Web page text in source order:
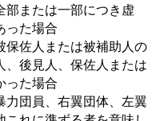
部または一部につき虚
った場合
保佐人または被補助人の
、後見人、保佐人または
った場合
力団員、右翼団体、左翼